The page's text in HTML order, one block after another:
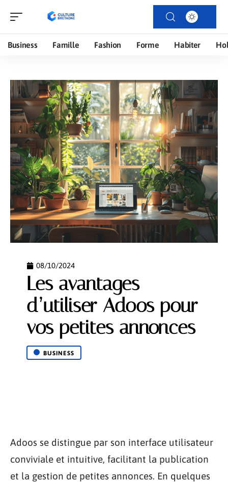
Business Famille Fashion Forme Habiter
08/10/2024
Les avantages
d’utiliser Adoos pour
vos petites annonces
BUSINESS
Adoos se distingue par son interface utilisateur
conviviale et intuitive, facilitant la publication
et la gestion de petites annonces. En quelques